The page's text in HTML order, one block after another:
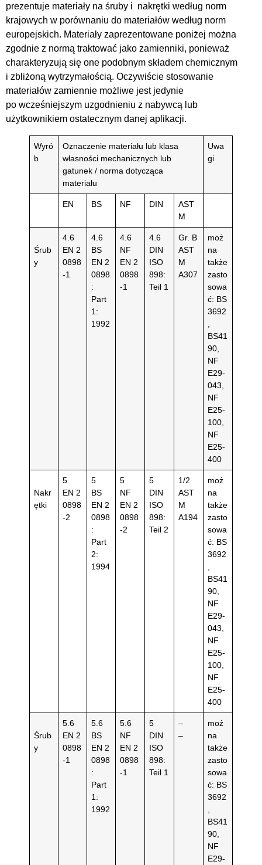
prezentuje materiały na śruby i nakrętki według norm
krajowych w porównaniu do materiałów według norm
europejskich. Materiały zaprezentowane poniżej można
zgodnie z normą traktować jako zamienniki, ponieważ
charakteryzują się one podobnym składem chemicznym
i zbliżoną wytrzymałością. Oczywiście stosowanie
materiałów zamiennie możliwe jest jedynie
po wcześniejszym uzgodnieniu z nabywcą lub
użytkownikiem ostatecznym danej aplikacji.
Wyró
b
Oznaczenie materiału lub klasa
własności mechanicznych lub
gatunek / norma dotycząca
materiału
Uwa
gi
EN BS NF DIN
AST
M
Śrub
y
4.6
EN 2
0898
-1
4.6
BS
EN 2
0898
:
Part
1:
1992
4.6
NF
EN 2
0898
-1
4.6
DIN
ISO
898:
Teil 1
Gr. B
AST
M
A307
moż
na
także
zasto
sowa
ć: BS
3692
BS41
90,
NF
E29-
043,
NF
E25-
100,
NF
E25-
400
Nakr
ętki
5
EN 2
0898
-2
5
BS
EN 2
0898
:
Part
2:
1994
5
NF
EN 2
0898
-2
5
DIN
ISO
898:
Teil 2
1/2
AST
M
A194
moż
na
także
zasto
sowa
ć: BS
3692
BS41
90,
NF
E29-
043,
NF
E25-
100,
NF
E25-
400
Śrub
y
5.6
EN 2
0898
-1
5.6
BS
EN 2
0898
:
Part
1:
1992
5.6
NF
EN 2
0898
-1
5
DIN
ISO
898:
Teil 1
–
–
moż
na
także
zasto
sowa
ć: BS
3692
BS41
90,
NF
E29-